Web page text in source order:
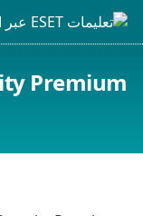
Premium